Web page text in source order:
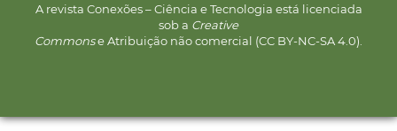
A revista Conexões – Ciência e Tecnologia está licenciada
sob a Creative
Commonse Atribuição não comercial (CC BY-NC-SA 4.0).